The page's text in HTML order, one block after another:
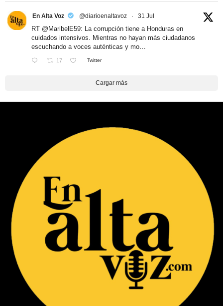
En Alta Voz @diarioenaltavoz · 31 Jul
RT @MaribelE59: La corrupción tiene a Honduras en
cuidados intensivos. Mientras no hayan más ciudadanos
escuchando a voces auténticas y mo…
17 Twitter
Cargar más